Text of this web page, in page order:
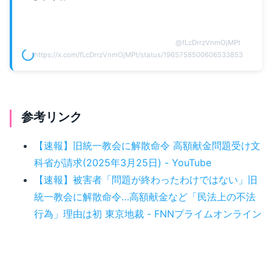
@fLcDrrzVnmOjMPt
https://x.com/fLcDrrzVnmOjMPt/status/1965758500606533853
参考リンク
【速報】旧統一教会に解散命令 高額献金問題受け文
科省が請求(2025年3月25日) - YouTube
【速報】被害者「問題が終わったわけではない」旧
統一教会に解散命令…高額献金など「民法上の不法
行為」理由は初 東京地裁 - FNNプライムオンライン